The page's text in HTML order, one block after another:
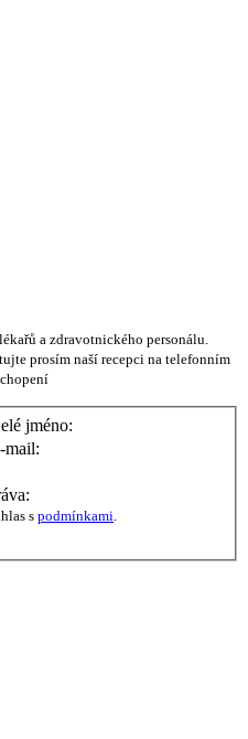
a zdravotnického personálu.
prosím naší recepci na telefonním
jméno:
mail:
s podmínkami